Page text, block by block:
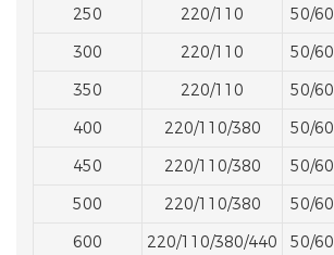
250
220/110 50/60
300
220/110 50/60
350
220/110 50/60
400
220/110/380 50/60
450
220/110/380 50/60
500
220/110/380 50/60
600
220/110/380/440 50/60